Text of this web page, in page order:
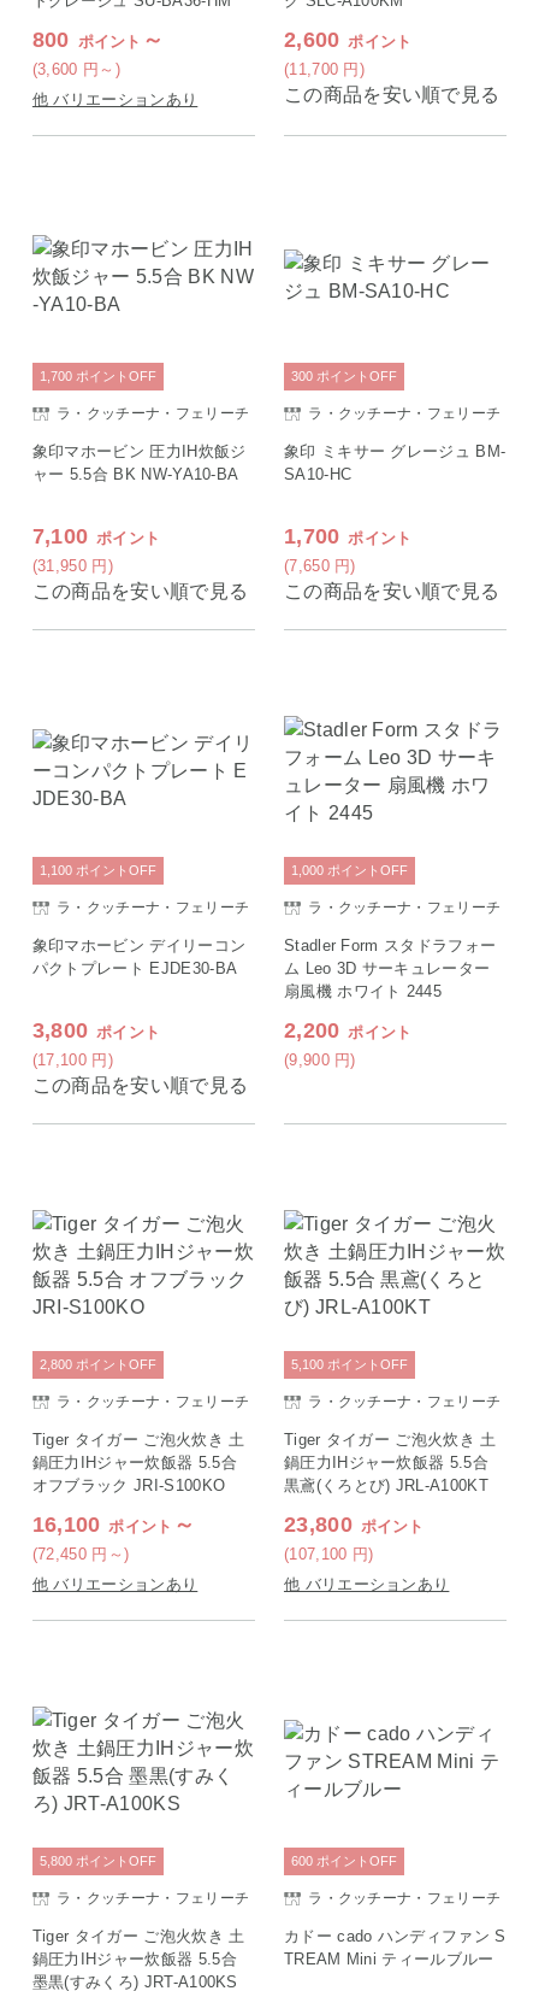
800 ポイント ～
(3,600 円 ～)
他 バリエーションあり
2,600 ポイント
(11,700 円 )
この商品を安い順で見る
ラ・クッチーナ・フェリーチ
象印マホービン 圧力IH炊飯ジ
ャー 5.5合 BK NW-YA10-BA
7,100 ポイント
(31,950 円 )
1,700 ポイント OFF
この商品を安い順で見る
ラ・クッチーナ・フェリーチ
象印 ミキサー グレージュ BM-
SA10-HC
1,700 ポイント
(7,650 円)
300 ポイント OFF
この商品を安い順で見る
ラ・クッチーナ・フェリーチ
象印マホービン デイリーコン
パクトプレート EJDE30-BA
3,800 ポイント
(17,100 円 )
1,100 ポイント OFF
この商品を安い順で見る
ラ・クッチーナ・フェリーチ
Stadler Form スタドラフォー
ム Leo 3D サーキュレーター
扇風機 ホワイト 2445
2,200 ポイント
(9,900 円)
1,000 ポイント OFF
ラ・クッチーナ・フェリーチ
Tiger タイガー ご泡火炊き 土
鍋圧力IHジャー炊飯器 5.5合
オフブラック JRI-S100KO
16,100 ポイント ～
(72,450 円 ～)
2,800 ポイント OFF
他 バリエーションあり
ラ・クッチーナ・フェリーチ
Tiger タイガー ご泡火炊き 土
鍋圧力IHジャー炊飯器 5.5合
黒鳶(くろとび) JRL-A100KT
23,800 ポイント
(107,100 円)
5,100 ポイント OFF
他 バリエーションあり
ラ・クッチーナ・フェリーチ
Tiger タイガー ご泡火炊き 土
鍋圧力IHジャー炊飯器 5.5合
墨黒(すみくろ) JRT-A100KS
5,800 ポイント OFF
ラ・クッチーナ・フェリーチ
カドー cado ハンディファン S
TREAM Mini ティールブルー
600 ポイント OFF